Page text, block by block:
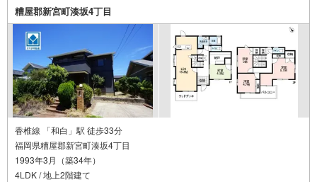
います＾＾■リビングから繋がるウッドデッキは第2の家族
団欒スペースとして活躍します。優雅な休日を過ごせそう
ですね＾＾和白東小学校:徒歩約13分和白丘中学校:徒歩約2
2分
糟屋郡新宮町湊坂4丁目
香椎線 「和白」駅 徒歩33分
福岡県糟屋郡新宮町湊坂4丁目
1993年3月（築34年）
4LDK / 地上2階建て